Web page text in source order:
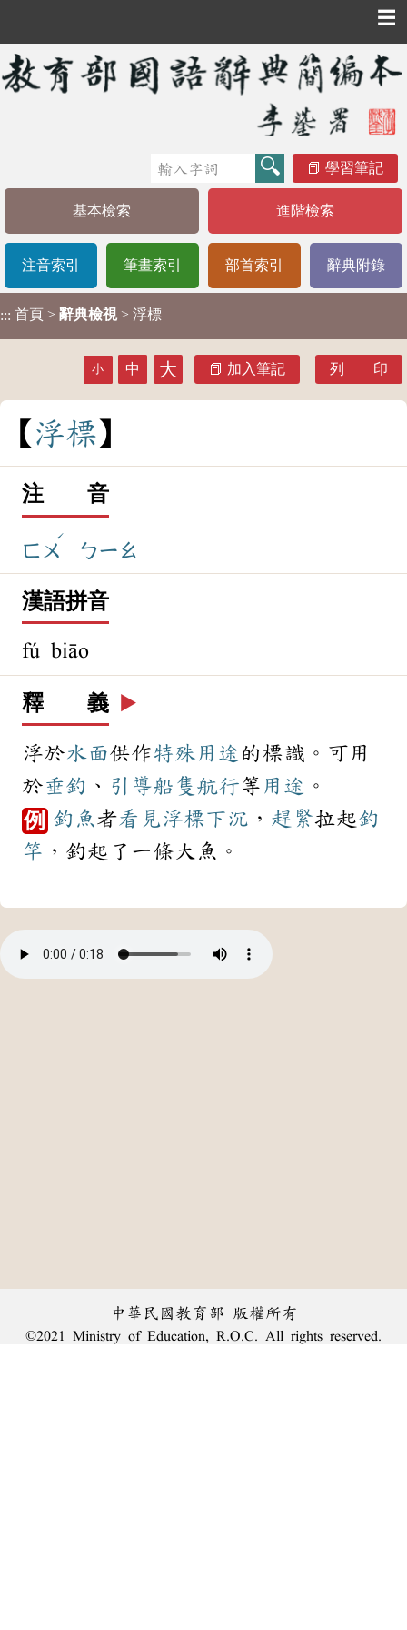
☰
學習筆記
基本檢索 進階檢索
注音索引 筆畫索引 部首索引 辭典附錄
::: 首頁 > 辭典檢視 > 浮標
小 中 大 加入筆記 列 印
浮標
注 音
ㄈㄨ
ˊ
ㄅㄧㄠ
漢語拼音
fú biāo
釋 義 ▶️
浮於水面供作特殊 用途 的標識。可用
於垂釣 、 引導船隻 航行等 用途 。
例 釣魚者看見 浮標下沉 ， 趕緊拉起釣
竿 ，釣起了一條大魚。
中華民國教育部 版權所有
©2021 Ministry of Education, R.O.C. All rights reserved.